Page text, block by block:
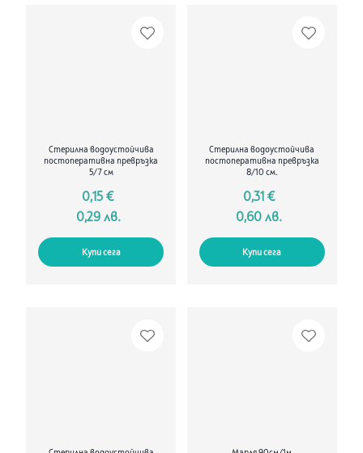
Стерилна водоустойчива
постоперативна превръзка
5/7 см
0,15 €
0,29 лв.
Купи сега
Стерилна водоустойчива
постоперативна превръзка
8/10 см.
0,31 €
0,60 лв.
Купи сега